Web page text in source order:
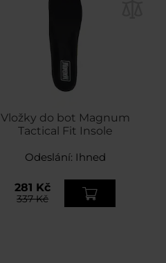
Vložky do bot Magnum
Tactical Fit Insole
Odeslání: Ihned
281 Kč
337 Kč